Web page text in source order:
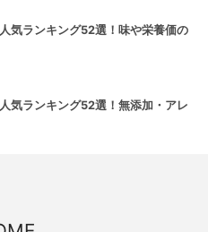
気ランキング52選！味や栄養価の
気ランキング52選！無添加・アレ